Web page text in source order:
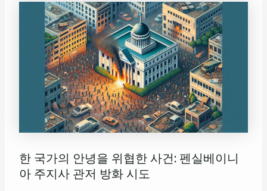
한 국가의 안녕을 위협한 사건: 펜실베이니
아 주지사 관저 방화 시도